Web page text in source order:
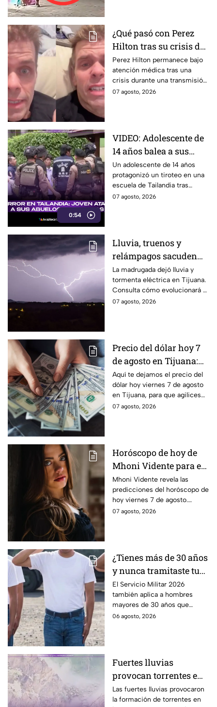
¿Qué pasó con Perez
Hilton tras su crisis de
salud en vivo? Su
familia revela nuevos
detalles sobre su
recuperación | VIDEO
Perez Hilton permanece bajo
atención médica tras una
crisis durante una transmisión
en vivo; su familia informó
07 agosto, 2026
0:54
VIDEO: Adolescente de
14 años balea a sus
abuelos y luego tirotea
su escuela, dejando
siete muertos y 15
heridos
Un adolescente de 14 años
protagonizó un tiroteo en una
escuela de Tailandia tras
presuntamente atacar primero
07 agosto, 2026
Lluvia, truenos y
relámpagos sacuden
Tijuana durante la
madrugada; ¿seguirá
lloviendo hoy 7 de
agosto? 🌧️
La madrugada dejó lluvia y
tormenta eléctrica en Tijuana.
Consulta cómo evolucionará el
clima y si existe riesgo de más
07 agosto, 2026
Precio del dólar hoy 7
de agosto en Tijuana:
¿sigue perdiendo
fuerza este viernes?
Aquí te dejamos el precio del
dólar hoy viernes 7 de agosto
en Tijuana, para que agilices
tus cambios, compras y
07 agosto, 2026
Horóscopo de hoy de
Mhoni Vidente para el
viernes 7 de agosto
¡Siente!
Mhoni Vidente revela las
predicciones del horóscopo de
hoy viernes 7 de agosto.
Descubre qué le espera a cada
07 agosto, 2026
¿Tienes más de 30 años
y nunca tramitaste tu
cartilla militar? Te
pueden llamar para
hacer servicio en Baja
California
El Servicio Militar 2026
también aplica a hombres
mayores de 30 años que
nunca tramitaron su cartilla. Te
06 agosto, 2026
Fuertes lluvias
provocan torrentes e
inundaciones en una
región montañosa
Las fuertes lluvias provocaron
la formación de torrentes en